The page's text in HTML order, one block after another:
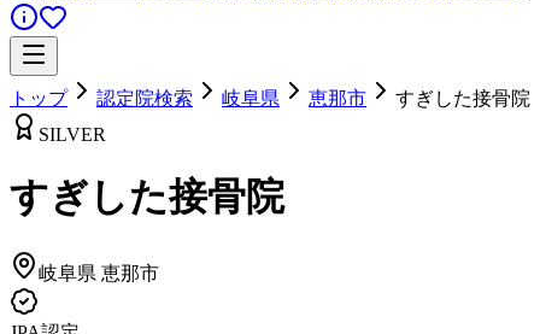
トップ 認定院検索 岐阜県 恵那市
すぎした接骨院
SILVER
すぎした接骨院
岐阜県 恵那市